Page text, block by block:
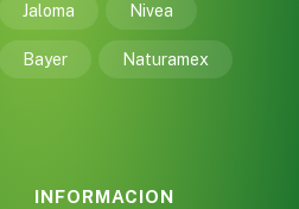
Jaloma Nivea
Bayer Naturamex
INFORMACION